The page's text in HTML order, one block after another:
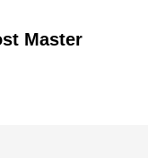
Master